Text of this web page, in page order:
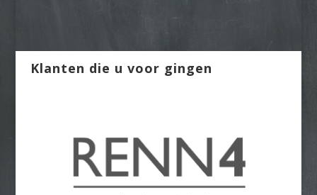
Klanten die u voor gingen